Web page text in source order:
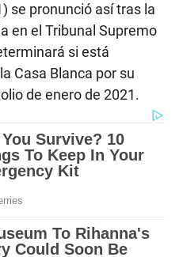
se pronunció así tras la
en el Tribunal Supremo
si está
Casa Blanca por su
de enero de 2021.